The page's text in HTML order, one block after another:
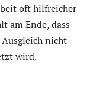
oft hilfreicher
am Ende, dass
nicht
wird.